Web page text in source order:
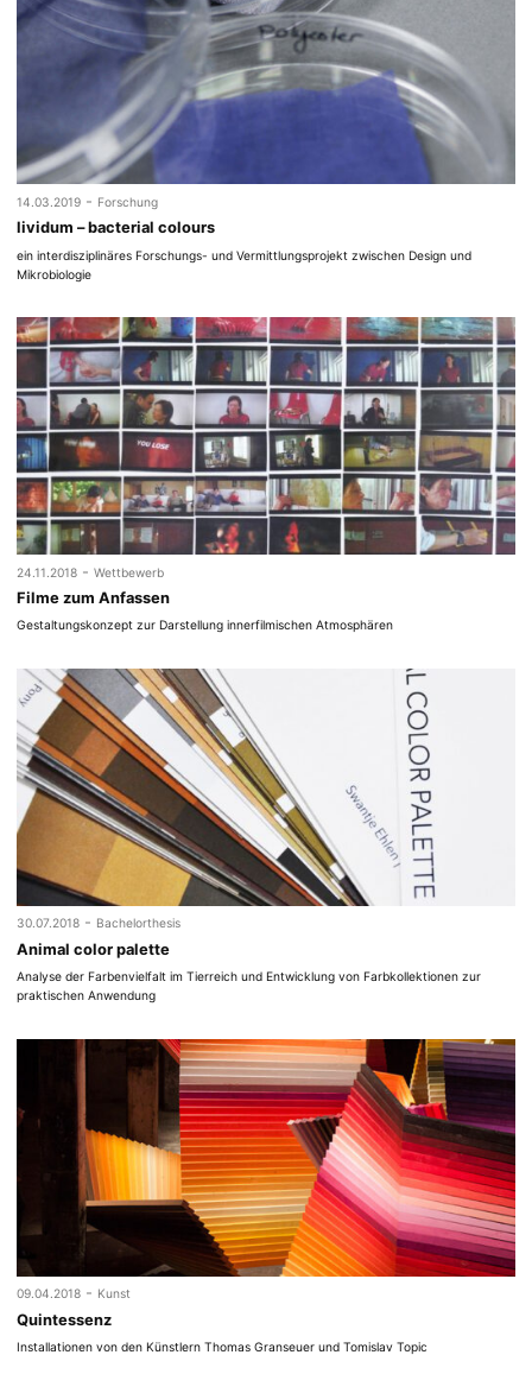
14.03.2019 - Forschung
lividum – bacterial colours
ein interdisziplinäres Forschungs- und Vermittlungsprojekt zwischen Design und
Mikrobiologie
24.11.2018 - Wettbewerb
Filme zum Anfassen
Gestaltungskonzept zur Darstellung innerfilmischen Atmosphären
30.07.2018 - Bachelorthesis
Animal color palette
Analyse der Farbenvielfalt im Tierreich und Entwicklung von Farbkollektionen zur
praktischen Anwendung
09.04.2018 - Kunst
Quintessenz
Installationen von den Künstlern Thomas Granseuer und Tomislav Topic